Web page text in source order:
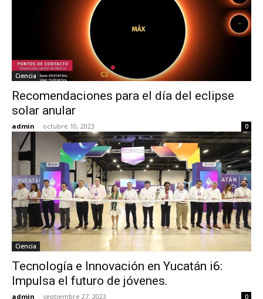
Ciencia
Recomendaciones para el día del eclipse
solar anular
admin - octubre 10, 2023 0
Ciencia
Tecnología e Innovación en Yucatán i6:
Impulsa el futuro de jóvenes.
admin - septiembre 27, 2023 0